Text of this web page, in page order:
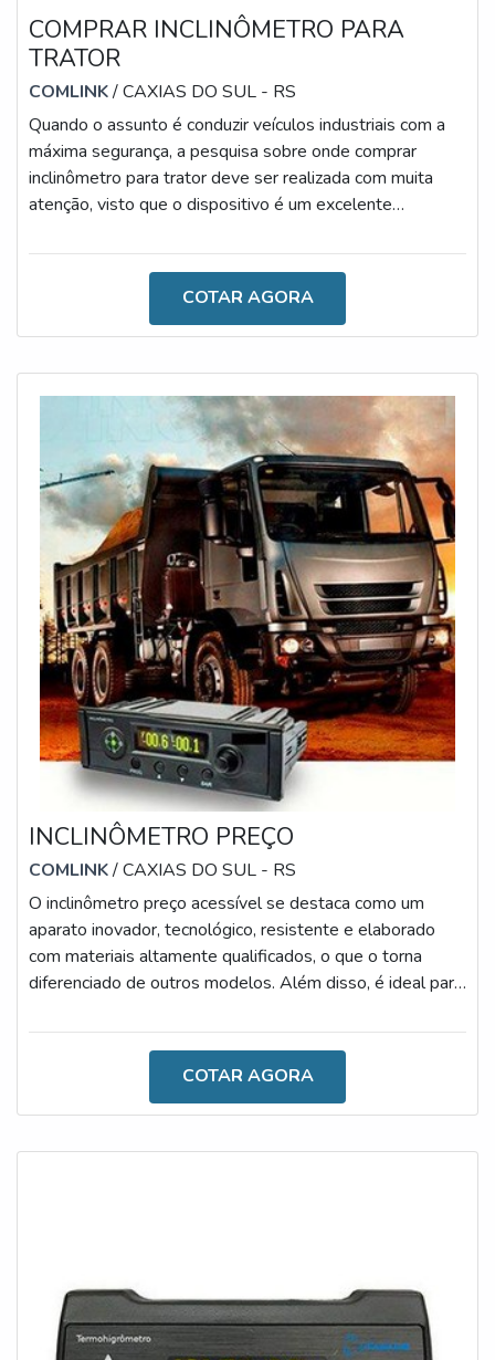
COMPRAR INCLINÔMETRO PARA
TRATOR
COMLINK/ CAXIAS DO SUL - RS
Quando o assunto é conduzir veículos industriais com a
máxima segurança, a pesquisa sobre onde comprar
inclinômetro para trator deve ser realizada com muita
atenção, visto que o dispositivo é um excelente
Constituído por materiais altamente qualificados e
máxima eficiência durante a rotina de trabalho, em
especial as do segmento agrícola. Dentre as principais
COTAR AGORA
INCLINÔMETRO PREÇO
COMLINK/ CAXIAS DO SUL - RS
O inclinômetro preço acessível se destaca como um
aparato inovador, tecnológico, resistente e elaborado
com materiais altamente qualificados, o que o torna
diferenciado de outros modelos. Além disso, é ideal para
que proporciona maior segurança e versatilidade aos
DISPOSITIVODiante de tantas vantagens concedidas
pelo uso do dispositivo, o preço torna-se, de fato, o fator
COTAR AGORA